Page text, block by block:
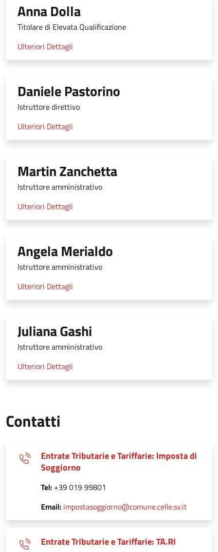
Anna Dolla
Titolare di Elevata Qualificazione
Ulteriori Dettagli
Daniele Pastorino
Istruttore direttivo
Ulteriori Dettagli
Martin Zanchetta
Istruttore amministrativo
Ulteriori Dettagli
Angela Merialdo
Istruttore amministrativo
Ulteriori Dettagli
Juliana Gashi
Istruttore amministrativo
Ulteriori Dettagli
Contatti
Entrate Tributarie e Tariffarie: Imposta di
Soggiorno
Tel: +39 019 99801
Email: impostasoggiorno@comune.celle.sv.it
Entrate Tributarie e Tariffarie: TA.RI